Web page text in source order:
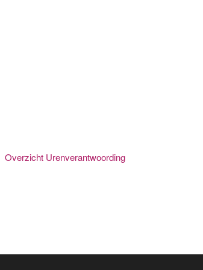
Overzicht Urenverantwoording